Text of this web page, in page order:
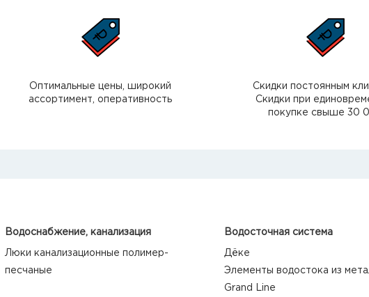
Оптимальные цены, широкий
ассортимент, оперативность
Скидки постоянным
Скидки при
покупке свыше 30
Водоснабжение, канализация
Люки канализационные полимер-
песчаные
Водосточная система
Дёке
Элементы водостока из
Grand Line